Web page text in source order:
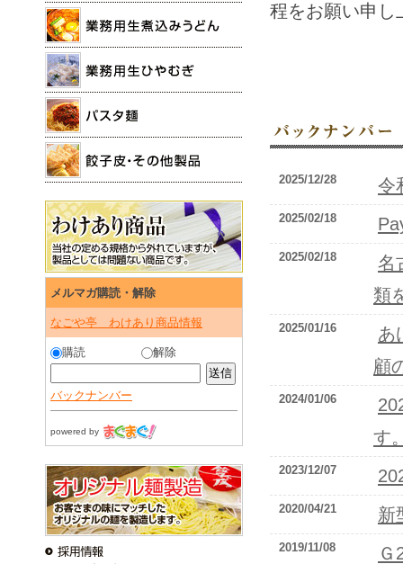
メルマガ購読・解除
なごや亭 わけあり商品情報
購読 解除
バックナンバー
powered by
程をお願い申し
2025/12/28 令
2025/02/18
2025/02/18
名
類
2025/01/16
あ
顧
2024/01/06
す
2023/12/07
2020/04/21 新
2019/11/08